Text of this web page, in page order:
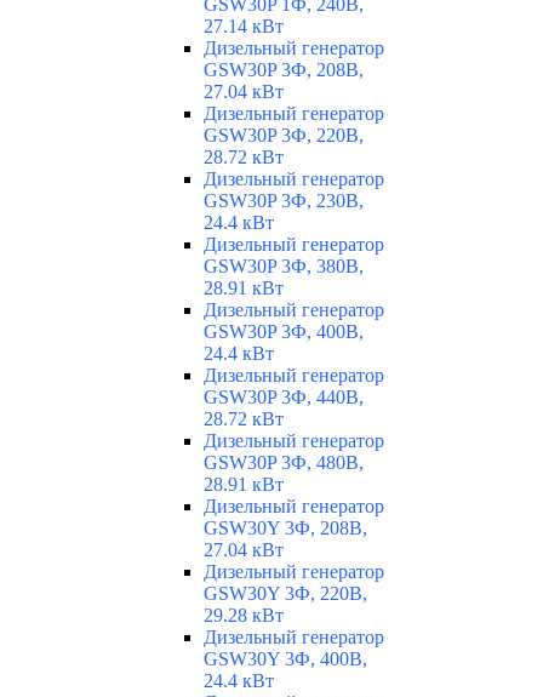
GSW30P 1Ф, 240В,
27.14 кВт
Дизельный генератор
GSW30P 3Ф, 208В,
27.04 кВт
Дизельный генератор
GSW30P 3Ф, 220В,
28.72 кВт
Дизельный генератор
GSW30P 3Ф, 230В,
24.4 кВт
Дизельный генератор
GSW30P 3Ф, 380В,
28.91 кВт
Дизельный генератор
GSW30P 3Ф, 400В,
24.4 кВт
Дизельный генератор
GSW30P 3Ф, 440В,
28.72 кВт
Дизельный генератор
GSW30P 3Ф, 480В,
28.91 кВт
Дизельный генератор
GSW30Y 3Ф, 208В,
27.04 кВт
Дизельный генератор
GSW30Y 3Ф, 220В,
29.28 кВт
Дизельный генератор
GSW30Y 3Ф, 400В,
24.4 кВт